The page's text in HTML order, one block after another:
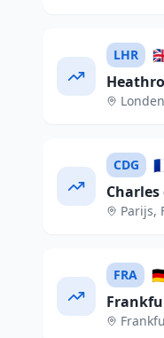
LHR
Londen
CDG
Parijs,
FRA